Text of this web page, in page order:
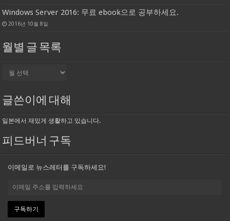
Windows Server 2016: 무료 ebook으로 공부하세요.
2016년 10월 8일
월별 글 목록
목
록
글쓴이에 대해
일본에서 재밌게 생활하고 있습니다.
피드버너 구독
이메일로 뉴스레터를 구독하세요!